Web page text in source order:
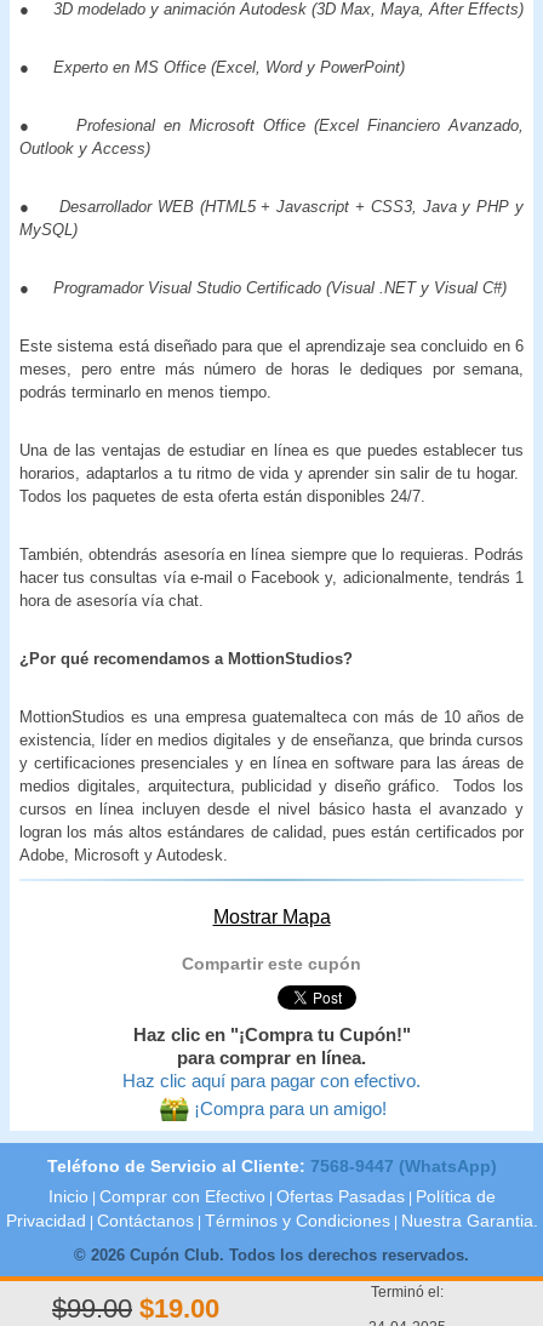
● 3D modelado y animación Autodesk (3D Max, Maya, After Effects)
● Experto en MS Office (Excel, Word y PowerPoint)
● Profesional en Microsoft Office (Excel Financiero Avanzado,
Outlook y Access)
● Desarrollador WEB (HTML5 + Javascript + CSS3, Java y PHP y
MySQL)
● Programador Visual Studio Certificado (Visual .NET y Visual C#)
Este sistema está diseñado para que el aprendizaje sea concluido en 6
meses, pero entre más número de horas le dediques por semana,
podrás terminarlo en menos tiempo.
Una de las ventajas de estudiar en línea es que puedes establecer tus
horarios, adaptarlos a tu ritmo de vida y aprender sin salir de tu hogar.
Todos los paquetes de esta oferta están disponibles 24/7.
También, obtendrás asesoría en línea siempre que lo requieras. Podrás
hacer tus consultas vía e-mail o Facebook y, adicionalmente, tendrás 1
hora de asesoría vía chat.
¿Por qué recomendamos a MottionStudios?
MottionStudios es una empresa guatemalteca con más de 10 años de
existencia, líder en medios digitales y de enseñanza, que brinda cursos
y certificaciones presenciales y en línea en software para las áreas de
medios digitales, arquitectura, publicidad y diseño gráfico. Todos los
cursos en línea incluyen desde el nivel básico hasta el avanzado y
logran los más altos estándares de calidad, pues están certificados por
Adobe, Microsoft y Autodesk.
Mostrar Mapa
Compartir este cupón
Haz clic en "¡Compra tu Cupón!"
para comprar en línea.
Haz clic aquí para pagar con efectivo.
¡Compra para un amigo!
$99.00 $19.00
Terminó el:
Teléfono de Servicio al Cliente: 7568-9447 (WhatsApp)
Inicio Comprar con Efectivo Ofertas Pasadas
Política de
Privacidad
Contáctanos Términos y Condiciones
Nuestra Garantia.
© 2026 Cupón Club. Todos los derechos reservados.